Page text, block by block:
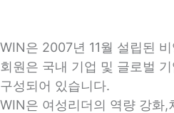
WIN은 2007년 11월 설립된
회원은 국내 기업 및 글로벌
구성되어 있습니다.
WIN은 여성리더의 역량 강화,